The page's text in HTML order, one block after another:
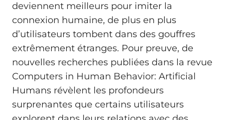
deviennent meilleurs pour imiter la
connexion humaine, de plus en plus
d’utilisateurs tombent dans des gouffres
extrêmement étranges. Pour preuve, de
nouvelles recherches publiées dans la revue
Computers in Human Behavior: Artificial
Humans révèlent les profondeurs
surprenantes que certains utilisateurs